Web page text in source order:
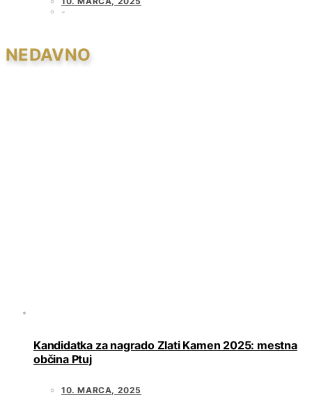
NEDAVNO
Kandidatka za nagrado Zlati Kamen 2025: mestna
občina Ptuj
10. MARCA, 2025